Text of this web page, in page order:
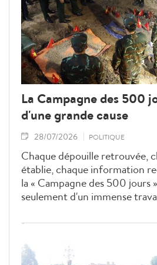
La Campagne des 500
d'une grande cause
28/07/2026 POLITIQUE
Chaque dépouille retrouvée,
établie, chaque information
la « Campagne des 500 jours
seulement d'un immense
de la volonté de tout un
martyrs tombés pour la paix,
liberté de la Patrie.